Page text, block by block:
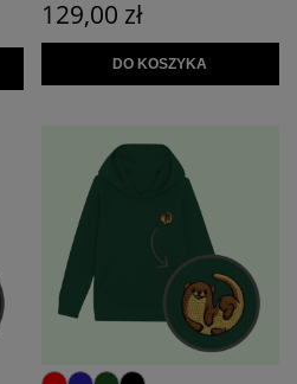
129,00 zł
DO KOSZYKA